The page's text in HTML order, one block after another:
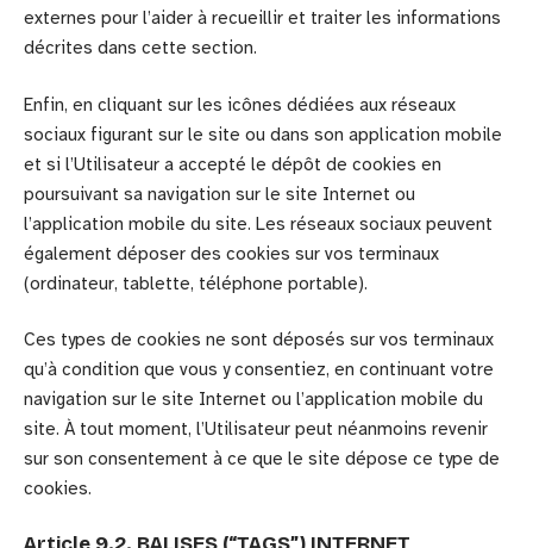
externes pour l’aider à recueillir et traiter les informations
décrites dans cette section.
Enfin, en cliquant sur les icônes dédiées aux réseaux
sociaux figurant sur le site ou dans son application mobile
et si l’Utilisateur a accepté le dépôt de cookies en
poursuivant sa navigation sur le site Internet ou
l’application mobile du site. Les réseaux sociaux peuvent
également déposer des cookies sur vos terminaux
(ordinateur, tablette, téléphone portable).
Ces types de cookies ne sont déposés sur vos terminaux
qu’à condition que vous y consentiez, en continuant votre
navigation sur le site Internet ou l’application mobile du
site. À tout moment, l’Utilisateur peut néanmoins revenir
sur son consentement à ce que le site dépose ce type de
cookies.